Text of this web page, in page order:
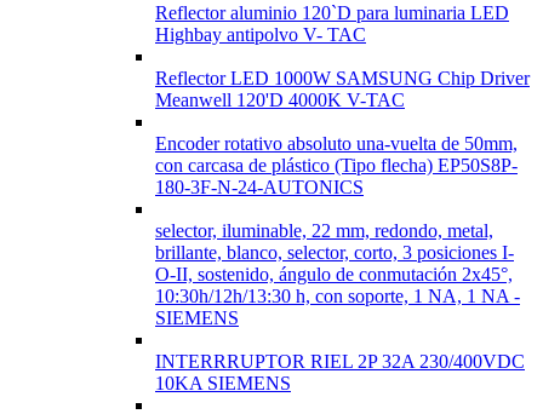
Reflector aluminio 120`D para luminaria LED
Highbay antipolvo V- TAC
Reflector LED 1000W SAMSUNG Chip Driver
Meanwell 120'D 4000K V-TAC
Encoder rotativo absoluto una-vuelta de 50mm,
con carcasa de plástico (Tipo flecha) EP50S8P-
180-3F-N-24-AUTONICS
selector, iluminable, 22 mm, redondo, metal,
brillante, blanco, selector, corto, 3 posiciones I-
O-II, sostenido, ángulo de conmutación 2x45°,
10:30h/12h/13:30 h, con soporte, 1 NA, 1 NA -
SIEMENS
INTERRRUPTOR RIEL 2P 32A 230/400VDC
10KA SIEMENS